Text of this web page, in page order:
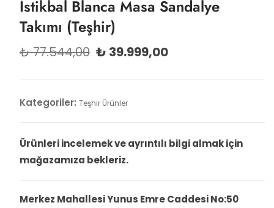
İstikbal Blanca Masa Sandalye
Takımı (Teşhir)
₺77.544,00 Orijinal
₺ 77.544,00.
₺ 39.999,00
fiyat:
Kategoriler: Teşhir Ürünler
Ürünleri incelemek ve ayrıntılı bilgi almak için
mağazamıza bekleriz.
Merkez Mahallesi Yunus Emre Caddesi No:50